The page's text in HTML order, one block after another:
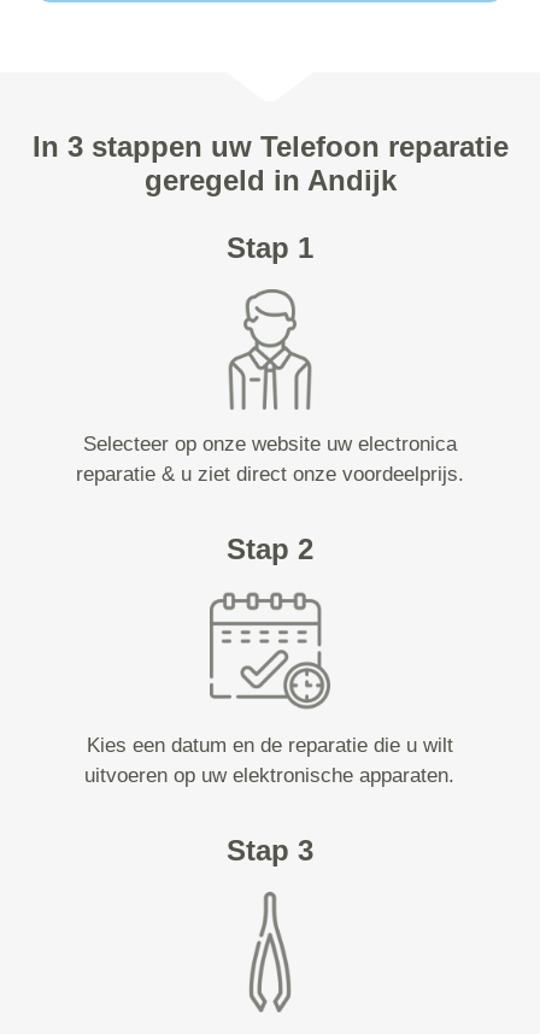
In 3 stappen uw Telefoon reparatie
geregeld in Andijk
Stap 1
Selecteer op onze website uw electronica
reparatie & u ziet direct onze voordeelprijs.
Stap 2
Kies een datum en de reparatie die u wilt
uitvoeren op uw elektronische apparaten.
Stap 3